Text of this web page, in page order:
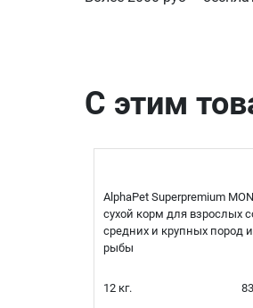
С этим
AlphaPet Superpremium
сухой корм для взрослых
средних и крупных пород
рыбы
12 кг.